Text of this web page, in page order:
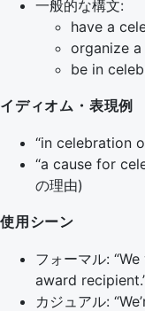
一般的な構文:
have a
organize
be in
イディオム・表現例
“in celebration
“a cause for
の理由)
使用シーン
フォーマル:
award
カジュアル: